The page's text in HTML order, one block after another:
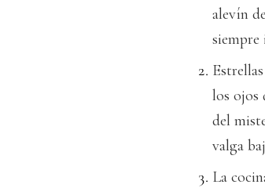
alevín
siempre
los ojos
del
valga
La